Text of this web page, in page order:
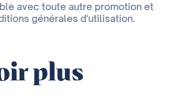
avec toute autre promotion et
générales d'utilisation.
plus